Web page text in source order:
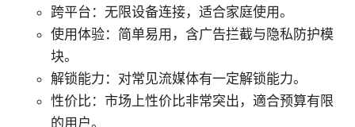
跨平台：无限设备连接，适合家庭使用。
使用体验：简单易用，含广告拦截与隐私防护模
块。
解锁能力：对常见流媒体有一定解锁能力。
性价比：市场上性价比非常突出，適合预算有限
的用户。